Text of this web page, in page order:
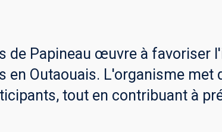
de Papineau œuvre à favoriser
Outaouais. L'organisme met
tout en contribuant à